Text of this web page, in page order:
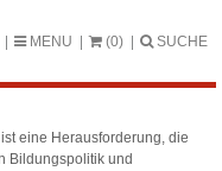
MENU (0) SUCHE
eine Herausforderung, die
Bildungspolitik und